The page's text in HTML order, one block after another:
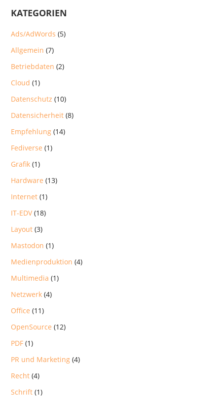
KATEGORIEN
Ads/AdWords (5)
Allgemein (7)
Betriebdaten (2)
Cloud (1)
Datenschutz (10)
Datensicherheit (8)
Empfehlung (14)
Fediverse (1)
Grafik (1)
Hardware (13)
Internet (1)
IT-EDV(18)
Layout (3)
Mastodon (1)
Medienproduktion (4)
Multimedia (1)
Netzwerk (4)
Office (11)
OpenSource (12)
PDF (1)
PR und Marketing (4)
Recht (4)
Schrift (1)